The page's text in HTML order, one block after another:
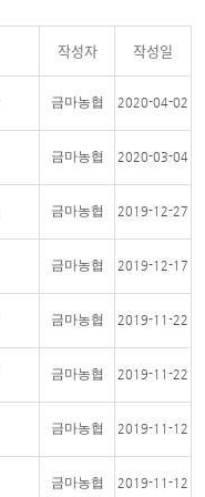
작성자 작성일
금마농협 2020-04-02
금마농협 2020-03-04
금마농협 2019-12-27
금마농협 2019-12-17
금마농협 2019-11-22
금마농협 2019-11-22
금마농협 2019-11-12
금마농협 2019-11-12